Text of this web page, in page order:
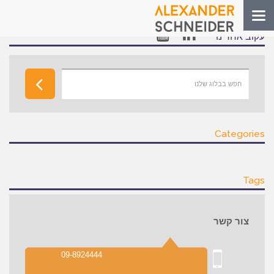
Toggle
navigation
עקוב אחרינו
Categories
Tags
צור קשר
09-8924444